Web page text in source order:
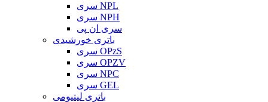
سری NPL
سری NPH
سری ان پی
باتری خورشیدی
سری OPzS
سری OPZV
سری NPC
سری GEL
باتری لیتیومی